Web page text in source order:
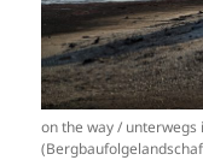
on the way /